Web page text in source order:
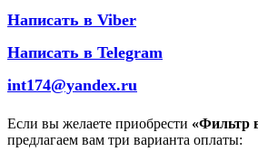
Написать в Viber
Написать в Telegram
int174@yandex.ru
Если вы желаете приобрести «Фильтр
предлагаем вам три варианта оплаты: